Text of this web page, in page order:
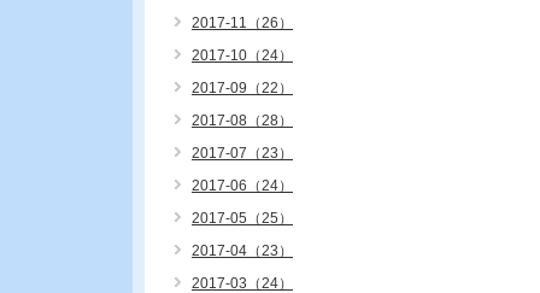
2017-11（26）
2017-10（24）
2017-09（22）
2017-08（28）
2017-07（23）
2017-06（24）
2017-05（25）
2017-04（23）
2017-03（24）